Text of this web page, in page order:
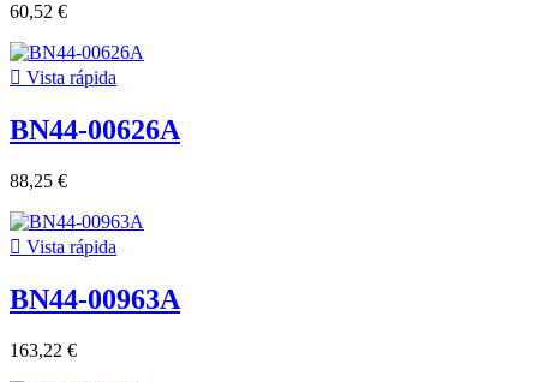
60,52 €
 Vista rápida
BN44-00626A
88,25 €
 Vista rápida
BN44-00963A
163,22 €